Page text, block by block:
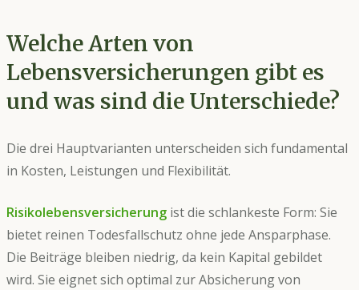
Welche Arten von
Lebensversicherungen gibt es
und was sind die Unterschiede?
Die drei Hauptvarianten unterscheiden sich fundamental
in Kosten, Leistungen und Flexibilität.
Risikolebensversicherung ist die schlankeste Form: Sie
bietet reinen Todesfallschutz ohne jede Ansparphase.
Die Beiträge bleiben niedrig, da kein Kapital gebildet
wird. Sie eignet sich optimal zur Absicherung von